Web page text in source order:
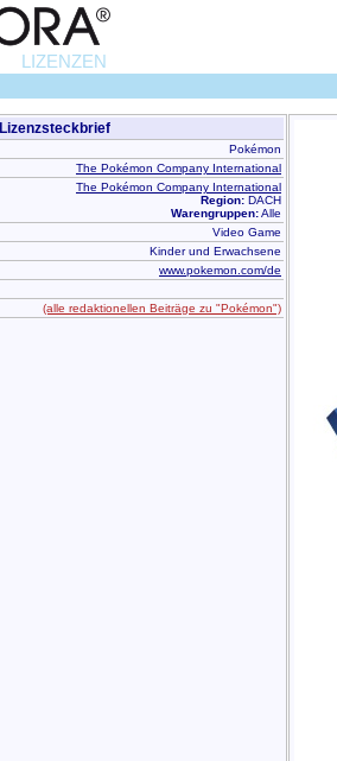
LIZENZEN
Lizenzsteckbrief
Pokémon
The Pokémon Company International
The Pokémon Company International
Region: DACH
Warengruppen:Alle
Video Game
Kinder und Erwachsene
www.pokemon.com/de
(alle redaktionellen Beiträge zu "Pokémon")